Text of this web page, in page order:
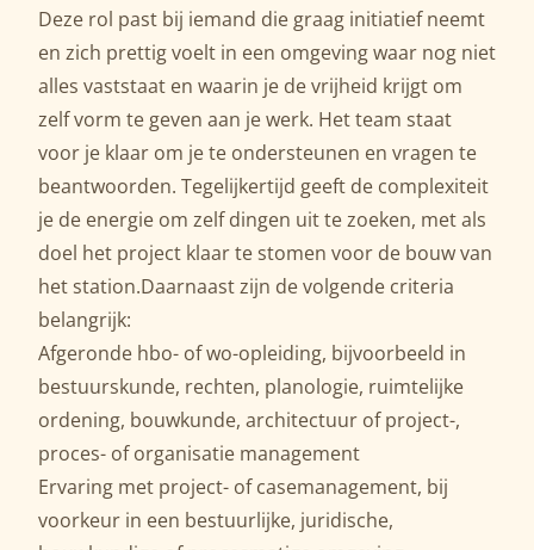
Deze rol past bij iemand die graag initiatief neemt
en zich prettig voelt in een omgeving waar nog niet
alles vaststaat en waarin je de vrijheid krijgt om
zelf vorm te geven aan je werk. Het team staat
voor je klaar om je te ondersteunen en vragen te
beantwoorden. Tegelijkertijd geeft de complexiteit
je de energie om zelf dingen uit te zoeken, met als
doel het project klaar te stomen voor de bouw van
het station.Daarnaast zijn de volgende criteria
belangrijk:
Afgeronde hbo- of wo-opleiding, bijvoorbeeld in
bestuurskunde, rechten, planologie, ruimtelijke
ordening, bouwkunde, architectuur of project-,
proces- of organisatie management
Ervaring met project- of casemanagement, bij
voorkeur in een bestuurlijke, juridische,